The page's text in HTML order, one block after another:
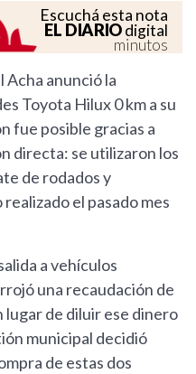
Escuchá esta nota
EL DIARIOdigital
minutos
Acha anunció la
Toyota Hilux 0 km a su
fue posible gracias a
directa: se utilizaron los
de rodados y
el pasado mes
a vehículos
una recaudación de
lugar de diluir ese dinero
municipal decidió
de estas dos